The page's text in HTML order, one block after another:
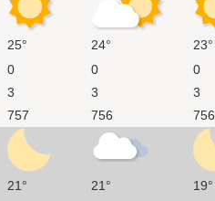
25° 24° 23°
0 0 0
3 3 3
757 756 756
21° 21° 19°